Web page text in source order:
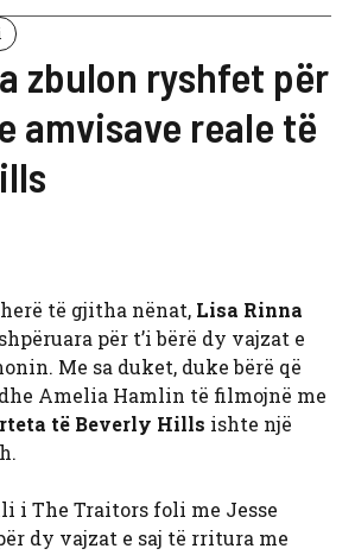
zbulon ryshfet për
amvisave reale të
të gjitha nënat, Lisa Rinna
për t’i bërë dy vajzat e
Me sa duket, duke bërë që
Amelia Hamlin të filmojnë me
të Beverly Hills ishte një
i The Traitors foli me Jesse
dy vajzat e saj të rritura me